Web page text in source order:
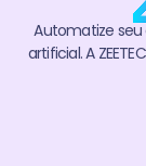
Automatize
artificial. A